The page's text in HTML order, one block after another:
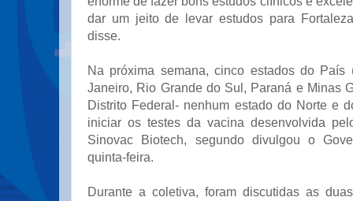
dar um jeito de levar estudos para
disse.
Na próxima semana, cinco estados do
Janeiro, Rio Grande do Sul, Paraná e Minas
Distrito Federal- nenhum estado do Norte e
iniciar os testes da vacina desenvolvida
Sinovac Biotech, segundo divulgou o
quinta-feira.
Durante a coletiva, foram discutidas as